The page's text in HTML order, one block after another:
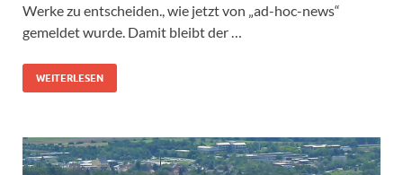
Werke zu entscheiden., wie jetzt von „ad-hoc-news“
gemeldet wurde. Damit bleibt der …
WEITERLESEN